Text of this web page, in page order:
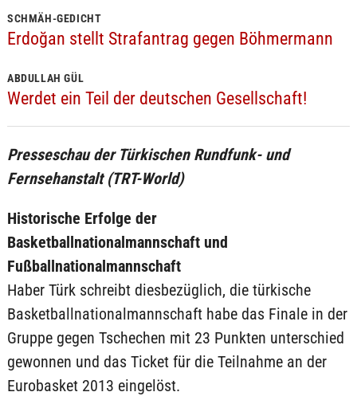
SCHMÄH-GEDICHT
Erdoğan stellt Strafantrag gegen Böhmermann
ABDULLAH GÜL
Werdet ein Teil der deutschen Gesellschaft!
Presseschau der Türkischen Rundfunk- und
Fernsehanstalt (TRT-World)
Historische Erfolge der
Basketballnationalmannschaft und
Fußballnationalmannschaft
Haber Türk schreibt diesbezüglich, die türkische
Basketballnationalmannschaft habe das Finale in der
Gruppe gegen Tschechen mit 23 Punkten unterschied
gewonnen und das Ticket für die Teilnahme an der
Eurobasket 2013 eingelöst.